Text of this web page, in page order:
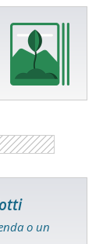
o un